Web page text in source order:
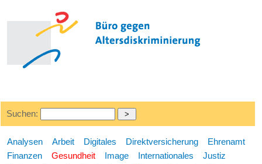
Suchen:
Analysen Arbeit Digitales Direktversicherung
Ehrenamt
Finanzen
Gesundheit Image Internationales
Justiz